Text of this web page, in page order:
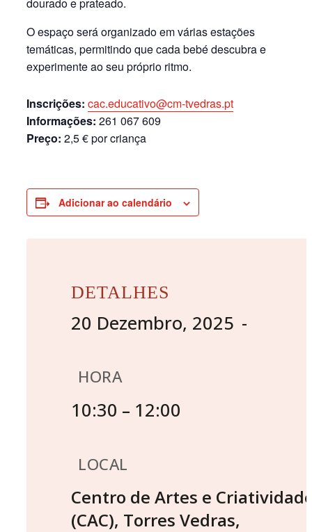
O espaço será organizado em várias estações
temáticas, permitindo que cada bebé descubra e
experimente ao seu próprio ritmo.
Inscrições: cac.educativo@cm-tvedras.pt
Informações: 261 067 609
Preço: 2,5 € por criança
Adicionar ao calendário
DETALHES
20 Dezembro, 2025
HORA
10:30 – 12:00
LOCAL
Centro de Artes e
(CAC), Torres Vedras,